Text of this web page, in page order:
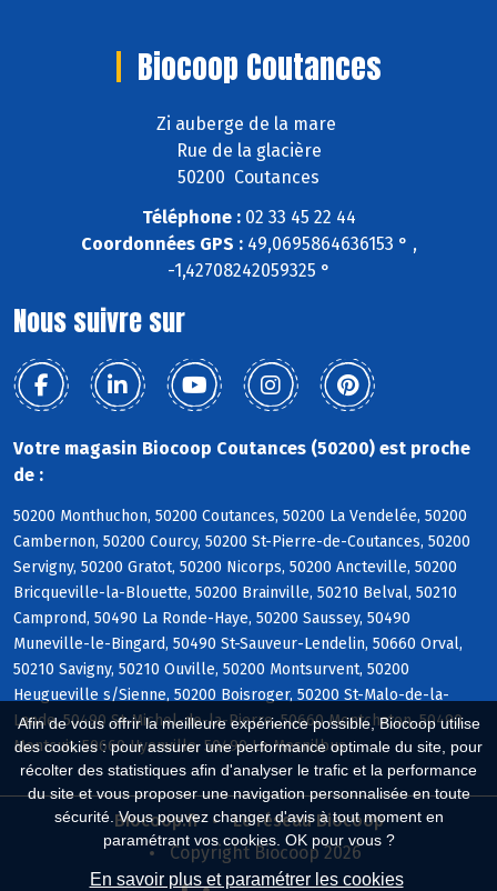
Afin de vous offrir la meilleure expérience possible, Biocoop utilise
des cookies : pour assurer une performance optimale du site, pour
récolter des statistiques afin d'analyser le trafic et la performance
du site et vous proposer une navigation personnalisée en toute
sécurité. Vous pouvez changer d'avis à tout moment en
paramétrant vos cookies. OK pour vous ?
En savoir plus et paramétrer les cookies
Biocoop Coutances
Zi auberge de la mare
Rue de la glacière
50200 Coutances
Téléphone :02 33 45 22 44
Coordonnées GPS :49,0695864636153 ° ,
-1,42708242059325 °
Nous suivre sur
Votre magasin Biocoop Coutances (50200) est proche
de :
50200 Monthuchon, 50200 Coutances, 50200 La Vendelée, 50200
Cambernon, 50200 Courcy, 50200 St-Pierre-de-Coutances, 50200
Servigny, 50200 Gratot, 50200 Nicorps, 50200 Ancteville, 50200
Bricqueville-la-Blouette, 50200 Brainville, 50210 Belval, 50210
Camprond, 50490 La Ronde-Haye, 50200 Saussey, 50490
Muneville-le-Bingard, 50490 St-Sauveur-Lendelin, 50660 Orval,
50210 Savigny, 50210 Ouville, 50200 Montsurvent, 50200
Heugueville s/Sienne, 50200 Boisroger, 50200 St-Malo-de-la-
Lande, 50490 St-Michel-de-la-Pierre, 50660 Montchaton, 50490
Montcuit, 50660 Hyenville, 50490 Le Mesnilbus
Biocoop.fr
Le réseau Biocoop
Copyright Biocoop 2026